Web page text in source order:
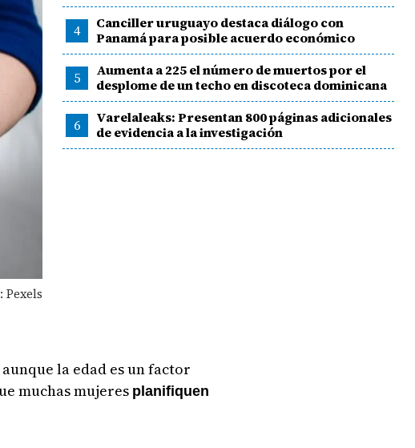
4
Canciller uruguayo destaca diálogo con
Panamá para posible acuerdo económico
5
Aumenta a 225 el número de muertos por el
desplome de un techo en discoteca dominicana
6
Varelaleaks: Presentan 800 páginas adicionales
de evidencia a la investigación
la edad es un factor
muchas mujeres planifiquen